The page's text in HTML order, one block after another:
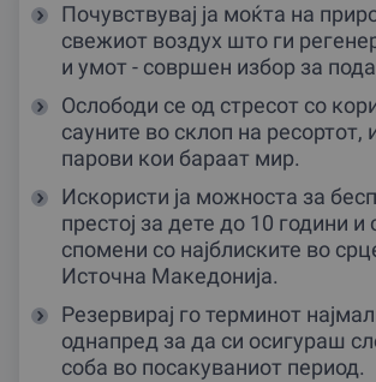
Почувствувај ја моќта на
свежиот воздух што ги
и умот - совршен избор за
Ослободи се од стресот со
сауните во склоп на ресортот,
парови кои бараат мир.
Искористи ја можноста за
престој за дете до 10 години и
спомени со најблиските во
Источна Македонија.
Резервирај го терминот
однапред за да си осигураш
соба во посакуваниот период.